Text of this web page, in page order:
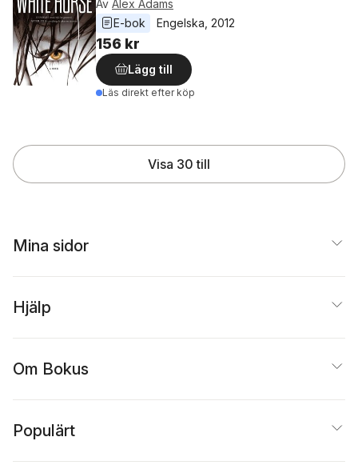
Av Alex Adams
E-bok
Engelska 2012
156 kr
Lägg till
Läs direkt efter köp
Visa 30 till
Mina sidor
Hjälp
Om Bokus
Populärt